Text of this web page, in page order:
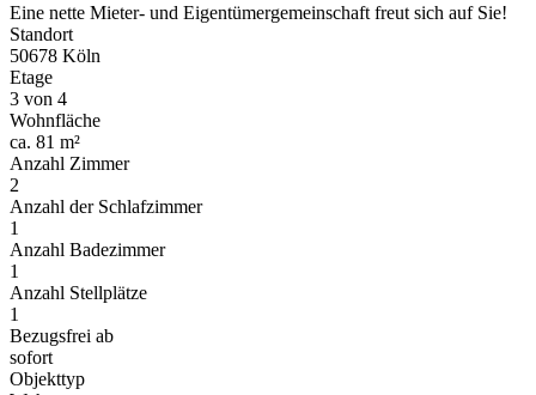
Eine nette Mieter- und Eigentümergemeinschaft freut sich auf Sie!
Standort
50678 Köln
Etage
3 von 4
Wohnfläche
ca. 81 m²
Anzahl Zimmer
2
Anzahl der Schlafzimmer
1
Anzahl Badezimmer
1
Anzahl Stellplätze
1
Bezugsfrei ab
sofort
Objekttyp